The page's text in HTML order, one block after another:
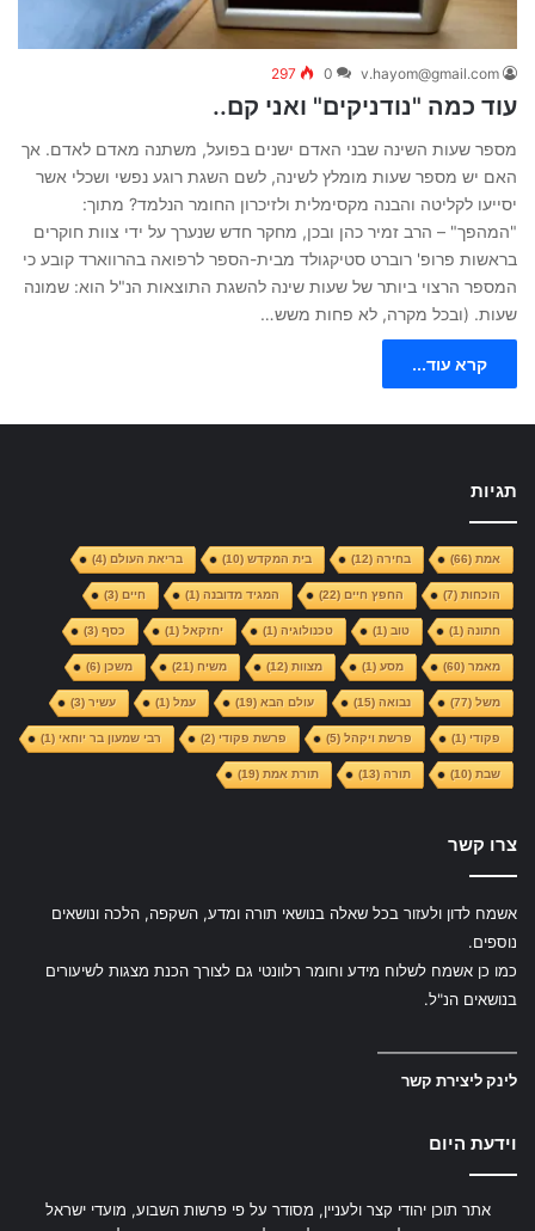
v.hayom@gmail.com
0
297
עוד כמה "נודניקים" ואני קם..
מספר שעות השינה שבני האדם ישנים בפועל, משתנה מאדם לאדם. אך
האם יש מספר שעות מומלץ לשינה, לשם השגת רוגע נפשי ושכלי אשר
יסייעו לקליטה והבנה מקסימלית ולזיכרון החומר הנלמד? מתוך:
"המהפך" – הרב זמיר כהן ובכן, מחקר חדש שנערך על ידי צוות חוקרים
בראשות פרופ' רוברט סטיקגולד מבית-הספר לרפואה בהרווארד קובע כי
המספר הרצוי ביותר של שעות שינה להשגת התוצאות הנ"ל הוא: שמונה
שעות. (ובכל מקרה, לא פחות משש…
קרא עוד...
תגיות
אמת(66) בחירה(12) בית המקדש(10) בריאת העולם(4)
הוכחות(7) החפץ חיים(22) המגיד מדובנה(1) חיים(3)
חתונה(1) טוב(1) טכנולוגיה(1) יחזקאל(1) כסף(3)
מאמר(60) מסע(1) מצוות(12) משיח(21) משכן(6)
משל(77) נבואה(15) עולם הבא(19) עמל(1) עשיר(3)
פקודי (1) פרשת ויקהל(5) פרשת פקודי (2) רבי שמעון בר יוחאי (1)
שבת(10) תורה(13) תורת אמת(19)
צרו קשר
אשמח לדון ולעזור בכל שאלה בנושאי תורה ומדע, השקפה, הלכה ונושאים
נוספים.
כמו כן אשמח לשלוח מידע וחומר רלוונטי גם לצורך הכנת מצגות לשיעורים
בנושאים הנ"ל.
—————————
לינק ליצירת קשר
וידעת היום
אתר תוכן יהודי קצר ולעניין, מסודר על פי פרשות השבוע, מועדי ישראל